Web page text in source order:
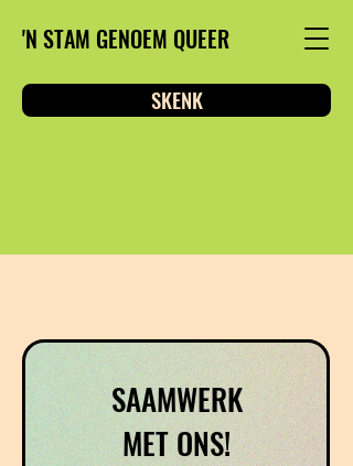
'N STAM GENOEM QUEER
SKENK
SAAMWERK
MET ONS!